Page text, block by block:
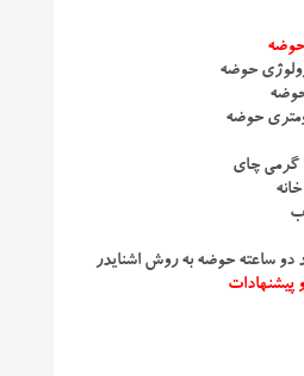
حوضه
حوضه
گرمی چای
دو ساعته حوضه به روش اشنایدر